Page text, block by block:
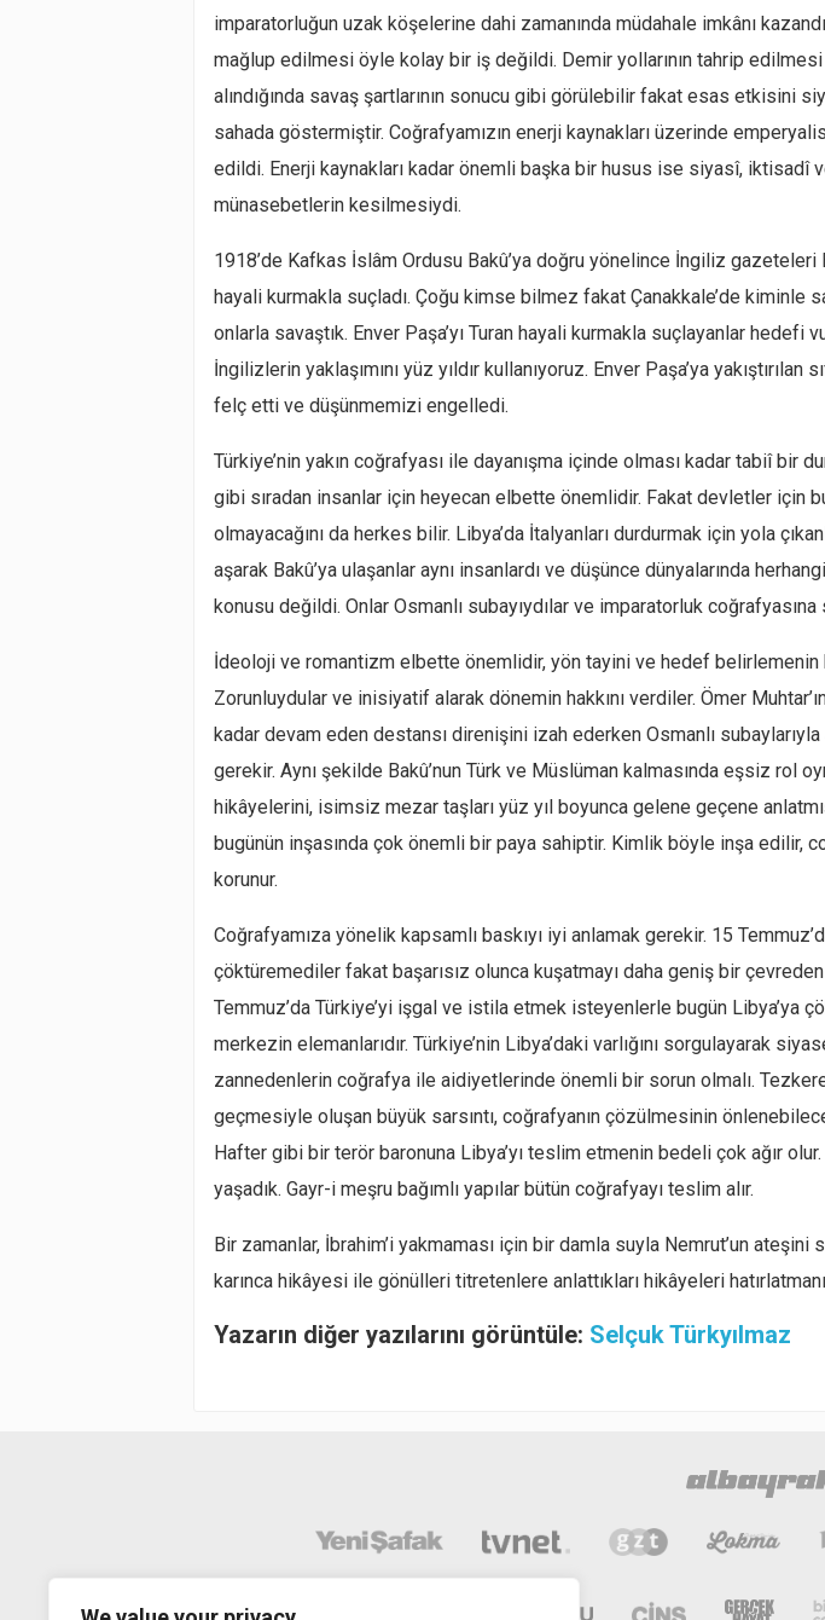
imparatorluğun uzak köşelerine dahi zamanında müdahale imkânı
mağlup edilmesi öyle kolay bir iş değildi. Demir yollarının tahrip
alındığında savaş şartlarının sonucu gibi görülebilir fakat esas etkisini
sahada göstermiştir. Coğrafyamızın enerji kaynakları üzerinde
edildi. Enerji kaynakları kadar önemli başka bir husus ise siyasî, iktisadî
münasebetlerin kesilmesiydi.
1918’de Kafkas İslâm Ordusu Bakû’ya doğru yönelince İngiliz gazeteleri
hayali kurmakla suçladı. Çoğu kimse bilmez fakat Çanakkale’de kiminle
onlarla savaştık. Enver Paşa’yı Turan hayali kurmakla suçlayanlar hedefi
İngilizlerin yaklaşımını yüz yıldır kullanıyoruz. Enver Paşa’ya yakıştırılan
felç etti ve düşünmemizi engelledi.
Türkiye’nin yakın coğrafyası ile dayanışma içinde olması kadar tabiî bir
gibi sıradan insanlar için heyecan elbette önemlidir. Fakat devletler için
olmayacağını da herkes bilir. Libya’da İtalyanları durdurmak için yola
aşarak Bakû’ya ulaşanlar aynı insanlardı ve düşünce dünyalarında
konusu değildi. Onlar Osmanlı subayıydılar ve imparatorluk coğrafyasına
İdeoloji ve romantizm elbette önemlidir, yön tayini ve hedef belirlemenin
Zorunluydular ve inisiyatif alarak dönemin hakkını verdiler. Ömer Muhtar’ın
kadar devam eden destansı direnişini izah ederken Osmanlı subaylarıyla
gerekir. Aynı şekilde Bakû’nun Türk ve Müslüman kalmasında eşsiz rol
hikâyelerini, isimsiz mezar taşları yüz yıl boyunca gelene geçene
bugünün inşasında çok önemli bir paya sahiptir. Kimlik böyle inşa edilir,
korunur.
Coğrafyamıza yönelik kapsamlı baskıyı iyi anlamak gerekir. 15
çöktüremediler fakat başarısız olunca kuşatmayı daha geniş bir
Temmuz’da Türkiye’yi işgal ve istila etmek isteyenlerle bugün Libya’ya
merkezin elemanlarıdır. Türkiye’nin Libya’daki varlığını sorgulayarak
zannedenlerin coğrafya ile aidiyetlerinde önemli bir sorun olmalı.
geçmesiyle oluşan büyük sarsıntı, coğrafyanın çözülmesinin
Hafter gibi bir terör baronuna Libya’yı teslim etmenin bedeli çok ağır olur.
yaşadık. Gayr-i meşru bağımlı yapılar bütün coğrafyayı teslim alır.
Bir zamanlar, İbrahim’i yakmaması için bir damla suyla Nemrut’un ateşini
karınca hikâyesi ile gönülleri titretenlere anlattıkları hikâyeleri
Yazarın diğer yazılarını görüntüle: Selçuk Türkyılmaz